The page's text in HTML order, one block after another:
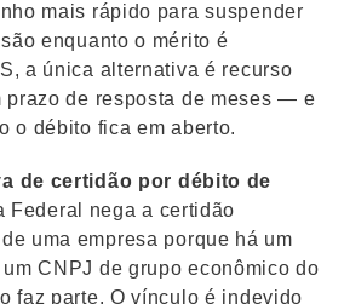
mais rápido para suspender
enquanto o mérito é
a única alternativa é recurso
prazo de resposta de meses — e
o débito fica em aberto.
de certidão por débito de
Federal nega a certidão
uma empresa porque há um
CNPJ de grupo econômico do
faz parte. O vínculo é indevido